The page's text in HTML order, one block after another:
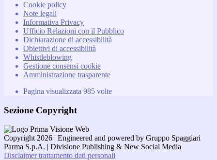
Cookie policy
Note legali
Informativa Privacy
Ufficio Relazioni con il Pubblico
Dichiarazione di accessibilità
Obiettivi di accessibilità
Whistleblowing
Gestione consensi cookie
Amministrazione trasparente
Pagina visualizzata 985 volte
Sezione Copyright
Copyright 2026 | Engineered and powered by Gruppo Spaggiari
Parma S.p.A. | Divisione Publishing & New Social Media
Disclaimer trattamento dati personali